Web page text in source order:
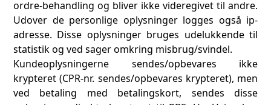
ordre-behandling og bliver ikke videregivet til andre.
Udover de personlige oplysninger logges også ip-
adresse. Disse oplysninger bruges udelukkende til
statistik og ved sager omkring misbrug/svindel.
Kundeoplysningerne sendes/opbevares ikke
krypteret (CPR-nr. sendes/opbevares krypteret), men
ved betaling med betalingskort, sendes disse